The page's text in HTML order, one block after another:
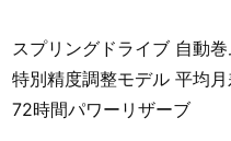
スプリングドライブ 自動
特別精度調整モデル 平均
72時間パワーリザーブ